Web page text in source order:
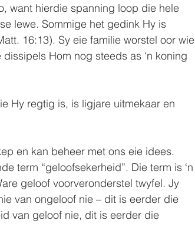
want hierdie spanning loop die hele
lewe. Sommige het gedink Hy is
16:13). Sy eie familie worstel oor wie
Hom nog steeds as ‘n koning
Hy regtig is, is ligjare uitmekaar en
en kan beheer met ons eie idees.
term “geloofsekerheid”. Die term is ‘n
geloof voorveronderstel twyfel. Jy
van ongeloof nie – dit is eerder die
van geloof nie, dit is eerder die